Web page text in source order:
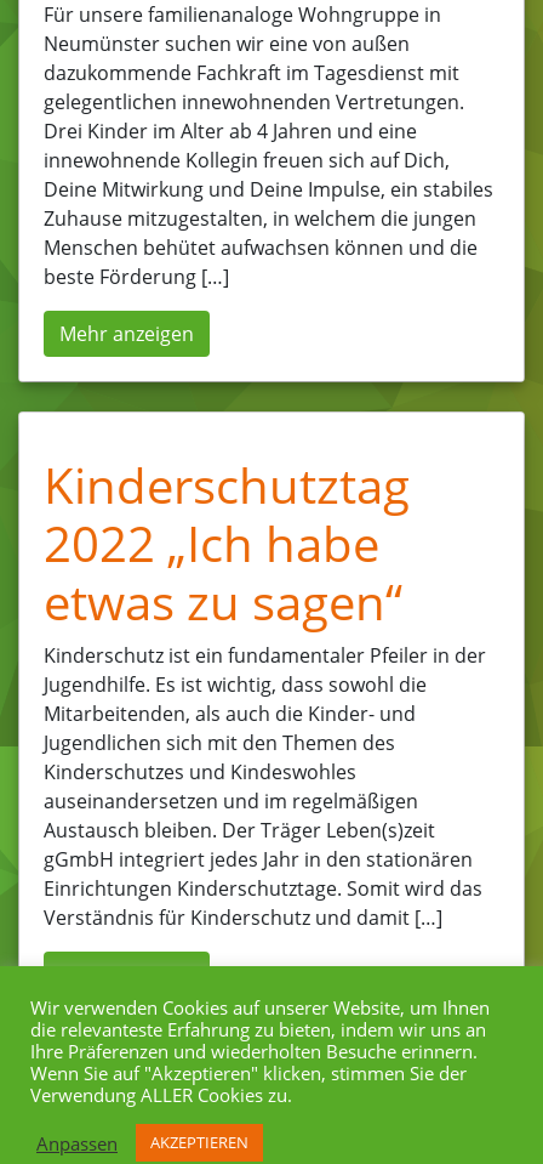
Für unsere familienanaloge Wohngruppe in
Neumünster suchen wir eine von außen
dazukommende Fachkraft im Tagesdienst mit
gelegentlichen innewohnenden Vertretungen.
Drei Kinder im Alter ab 4 Jahren und eine
innewohnende Kollegin freuen sich auf Dich,
Deine Mitwirkung und Deine Impulse, ein stabiles
Zuhause mitzugestalten, in welchem die jungen
Menschen behütet aufwachsen können und die
beste Förderung […]
Mehr anzeigen
Kinderschutztag
2022 „Ich habe
etwas zu sagen“
Kinderschutz ist ein fundamentaler Pfeiler in der
Jugendhilfe. Es ist wichtig, dass sowohl die
Mitarbeitenden, als auch die Kinder- und
Jugendlichen sich mit den Themen des
Kinderschutzes und Kindeswohles
auseinandersetzen und im regelmäßigen
Austausch bleiben. Der Träger Leben(s)zeit
gGmbH integriert jedes Jahr in den stationären
Einrichtungen Kinderschutztage. Somit wird das
Verständnis für Kinderschutz und damit […]
Wir verwenden Cookies auf unserer Website, um Ihnen
die relevanteste Erfahrung zu bieten, indem wir uns an
Ihre Präferenzen und wiederholten Besuche erinnern.
Wenn Sie auf "Akzeptieren" klicken, stimmen Sie der
Verwendung ALLER Cookies zu.
Anpassen
AKZEPTIEREN
Datenschutz Impressum